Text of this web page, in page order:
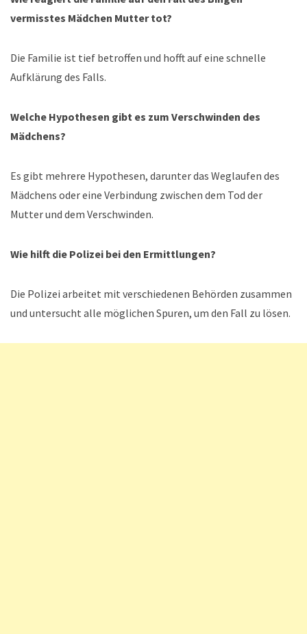
vermisstes Mädchen Mutter tot?
Die Familie ist tief betroffen und hofft auf eine schnelle
Aufklärung des Falls.
Welche Hypothesen gibt es zum Verschwinden des
Mädchens?
Es gibt mehrere Hypothesen, darunter das Weglaufen des
Mädchens oder eine Verbindung zwischen dem Tod der
Mutter und dem Verschwinden.
Wie hilft die Polizei bei den Ermittlungen?
Die Polizei arbeitet mit verschiedenen Behörden zusammen
und untersucht alle möglichen Spuren, um den Fall zu lösen.